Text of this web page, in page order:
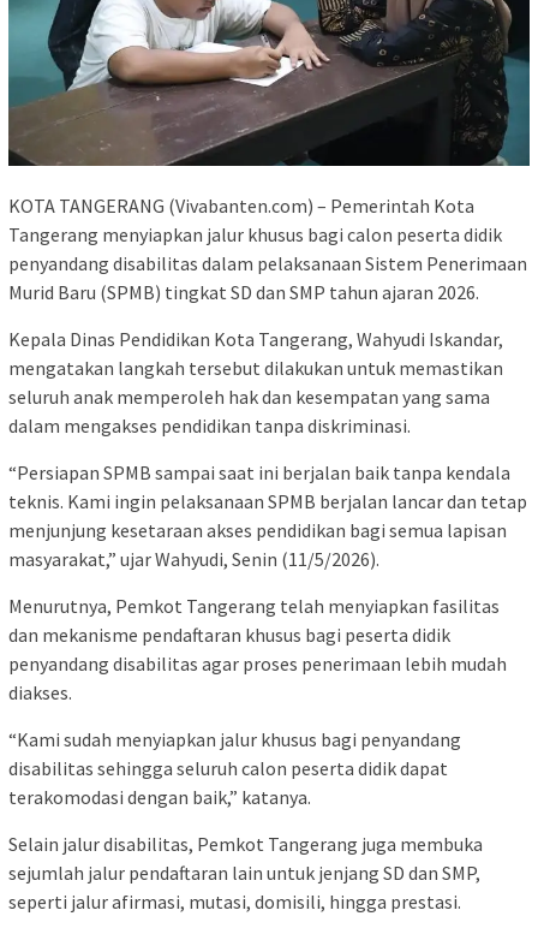
KOTA TANGERANG (Vivabanten.com) – Pemerintah Kota
Tangerang menyiapkan jalur khusus bagi calon peserta didik
penyandang disabilitas dalam pelaksanaan Sistem Penerimaan
Murid Baru (SPMB) tingkat SD dan SMP tahun ajaran 2026.
Kepala Dinas Pendidikan Kota Tangerang, Wahyudi Iskandar,
mengatakan langkah tersebut dilakukan untuk memastikan
seluruh anak memperoleh hak dan kesempatan yang sama
dalam mengakses pendidikan tanpa diskriminasi.
“Persiapan SPMB sampai saat ini berjalan baik tanpa kendala
teknis. Kami ingin pelaksanaan SPMB berjalan lancar dan tetap
menjunjung kesetaraan akses pendidikan bagi semua lapisan
masyarakat,” ujar Wahyudi, Senin (11/5/2026).
Menurutnya, Pemkot Tangerang telah menyiapkan fasilitas
dan mekanisme pendaftaran khusus bagi peserta didik
penyandang disabilitas agar proses penerimaan lebih mudah
diakses.
“Kami sudah menyiapkan jalur khusus bagi penyandang
disabilitas sehingga seluruh calon peserta didik dapat
terakomodasi dengan baik,” katanya.
Selain jalur disabilitas, Pemkot Tangerang juga membuka
sejumlah jalur pendaftaran lain untuk jenjang SD dan SMP,
seperti jalur afirmasi, mutasi, domisili, hingga prestasi.